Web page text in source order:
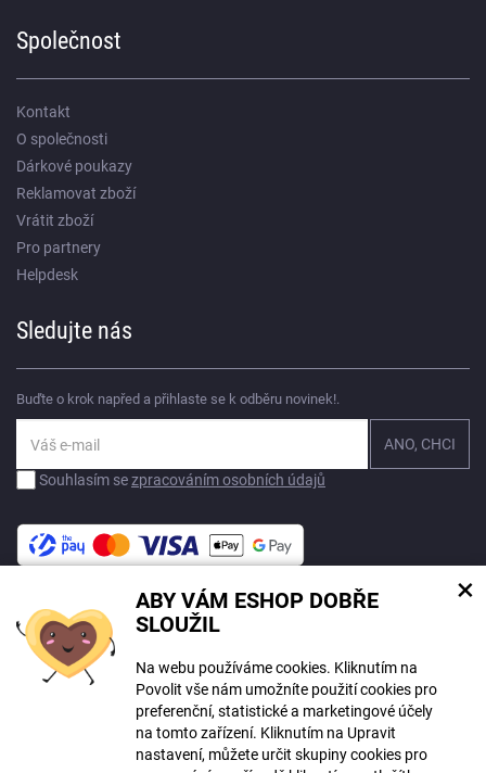
ABY VÁM ESHOP DOBŘE
SLOUŽIL
Na webu používáme cookies. Kliknutím na
Povolit vše nám umožníte použití cookies pro
preferenční, statistické a marketingové účely
na tomto zařízení. Kliknutím na Upravit
nastavení, můžete určit skupiny cookies pro
×
Společnost
Kontakt
O společnosti
Dárkové poukazy
Reklamovat zboží
Vrátit zboží
Pro partnery
Helpdesk
Sledujte nás
Buďte o krok napřed a přihlaste se k odběru novinek!.
Souhlasím sezpracováním osobních údajů
Na tomto webu mohou být při tvorbě obsahu využívány nástroje umělé
inteligence. Více informacízde.
© Copyright ECLIPSERA s.r.o.
Všechna práva vyhrazena
Slovenská verze
HU
RO